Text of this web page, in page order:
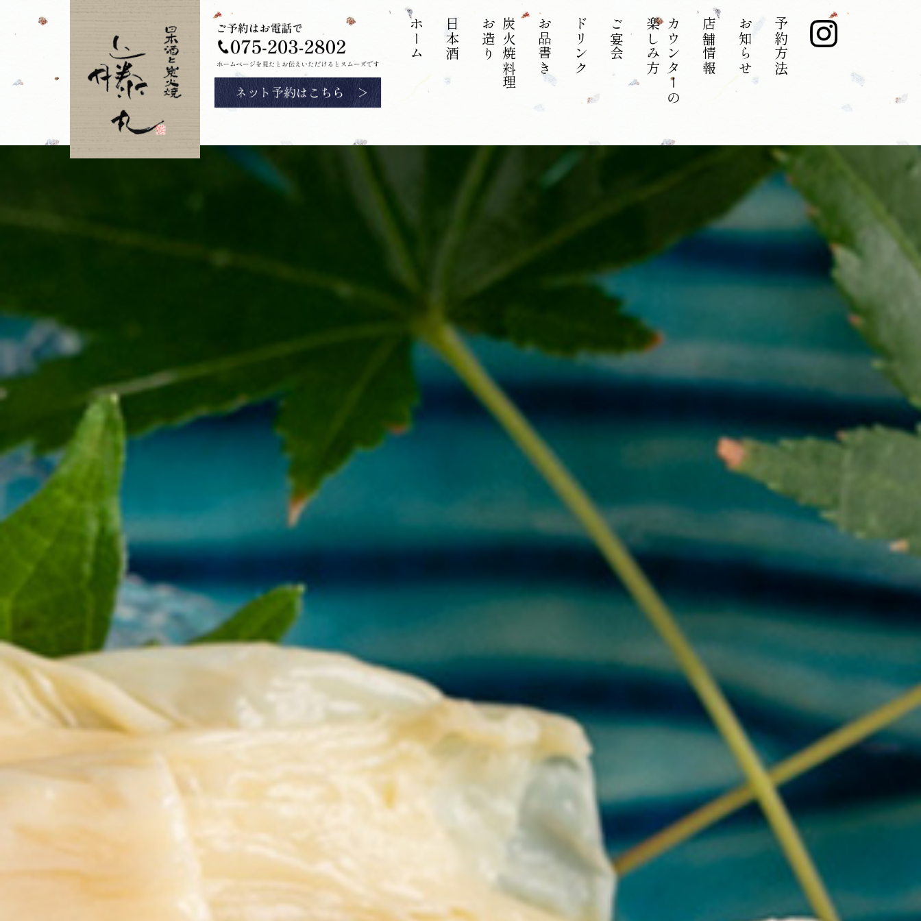
ホーム 日本酒​​​​​​​ 炭火焼料理
お造り お品書き ドリンク ご宴会 カウンターの
​​​​​​​楽しみ方 店舗情報 お知らせ 予約方法